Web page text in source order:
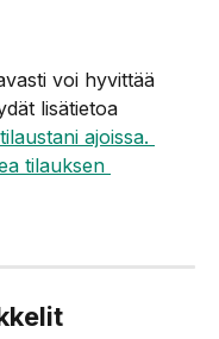
voi hyvittää
lisätietoa
ajoissa.
tilauksen